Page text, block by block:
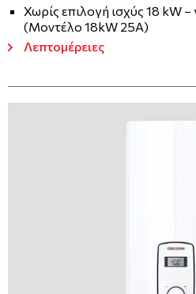
Χωρίς επιλογή ισχύς 18 kW
(Μοντέλο 18kW 25A)
Λεπτομέρειες